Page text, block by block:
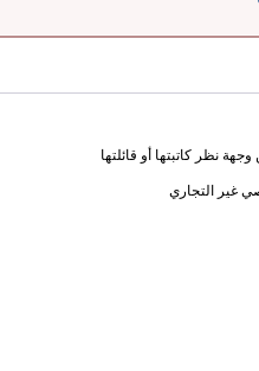
نظر كاتبتها أو قائلتها
غير التجاري